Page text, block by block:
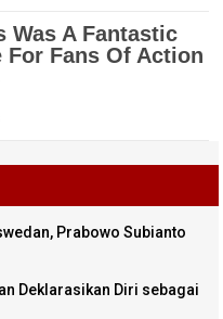
Prabowo Subianto
Deklarasikan Diri sebagai